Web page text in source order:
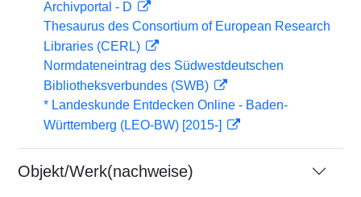
Archivportal - D
Thesaurus des Consortium of European Research
Libraries (CERL)
Normdateneintrag des Südwestdeutschen
Bibliotheksverbundes (SWB)
* Landeskunde Entdecken Online - Baden-
Württemberg (LEO-BW) [2015-]
Objekt/Werk(nachweise)